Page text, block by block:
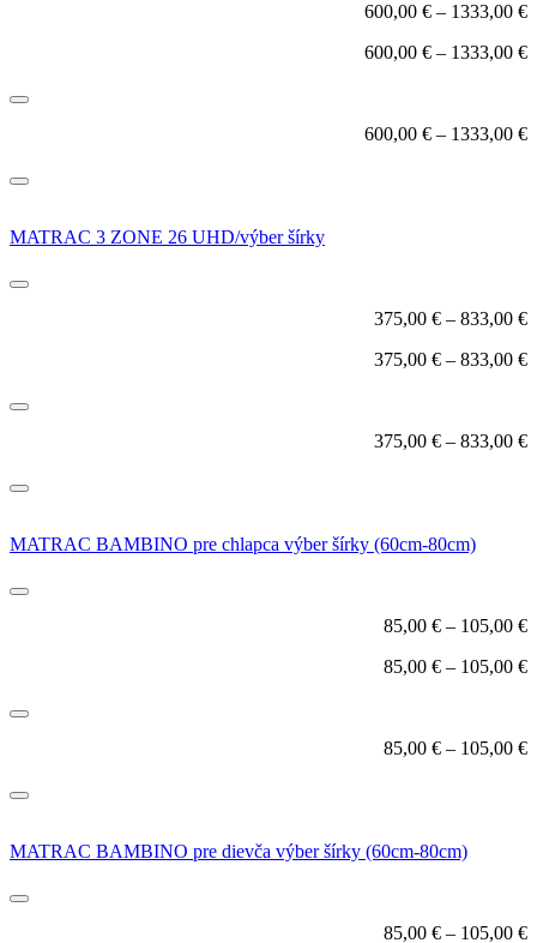
600,00 € – 1333,00 €
600,00 € – 1333,00 €
600,00 € – 1333,00 €
MATRAC 3 ZONE 26 UHD/výber šírky
375,00 € – 833,00 €
375,00 € – 833,00 €
375,00 € – 833,00 €
MATRAC BAMBINO pre chlapca výber šírky (60cm-80cm)
85,00 € – 105,00 €
85,00 € – 105,00 €
85,00 € – 105,00 €
MATRAC BAMBINO pre dievča výber šírky (60cm-80cm)
85,00 € – 105,00 €